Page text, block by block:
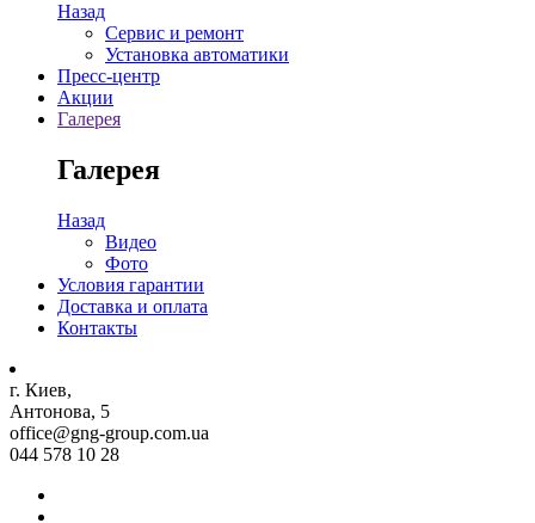
Назад
Сервис и ремонт
Установка автоматики
Пресс-центр
Акции
Галерея
Галерея
Назад
Видео
Фото
Условия гарантии
Доставка и оплата
Контакты
г. Киев,
Антонова, 5
office@gng-group.com.ua
044 578 10 28